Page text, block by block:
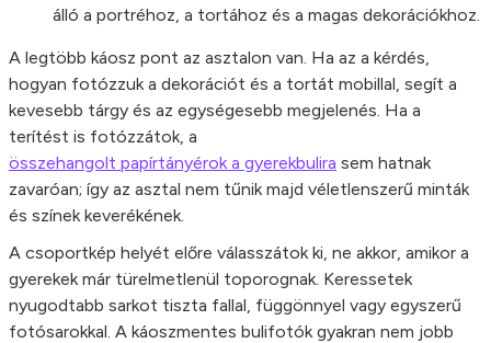
álló a portréhoz, a tortához és a magas dekorációkhoz.
A legtöbb káosz pont az asztalon van. Ha az a kérdés,
hogyan fotózzuk a dekorációt és a tortát mobillal, segít a
kevesebb tárgy és az egységesebb megjelenés. Ha a
terítést is fotózzátok, a
összehangolt papírtányérok a gyerekbulira sem hatnak
zavaróan; így az asztal nem tűnik majd véletlenszerű minták
és színek keverékének.
A csoportkép helyét előre válasszátok ki, ne akkor, amikor a
gyerekek már türelmetlenül toporognak. Keressetek
nyugodtabb sarkot tiszta fallal, függönnyel vagy egyszerű
fotósarokkal. A káoszmentes bulifotók gyakran nem jobb